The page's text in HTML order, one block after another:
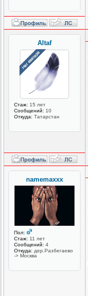
Altaf
Стаж: 15 лет
Сообщений: 10
Откуда: Татарстан
namemaxxx
Пол:
Стаж: 11 лет
Сообщений: 4
Откуда: дер.Разбегаево
-> Москва